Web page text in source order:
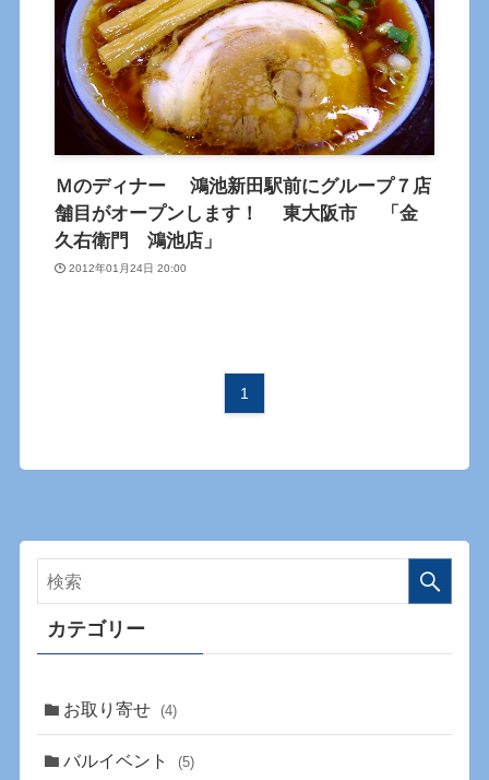
Ｍのディナー 鴻池新田駅前にグループ７店
舗目がオープンします！ 東大阪市 「金
久右衛門 鴻池店」
2012年01月24日 20:00
1
カテゴリー
お取り寄せ (4)
バルイベント (5)